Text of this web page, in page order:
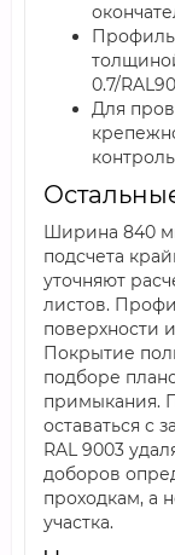
0.7/
Для
Ширина 840
подсчета
уточняют
листов.
поверхности
Покрытие
подборе
примыкания.
оставаться с
RAL 9003
доборов
проходкам, а
участка.